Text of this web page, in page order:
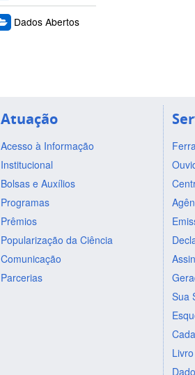
Dados Abertos
Atuação
Acesso à Informação
Institucional
Bolsas e Auxílios
Programas
Prêmios
Popularização da Ciência
Comunicação
Parcerias
Sua